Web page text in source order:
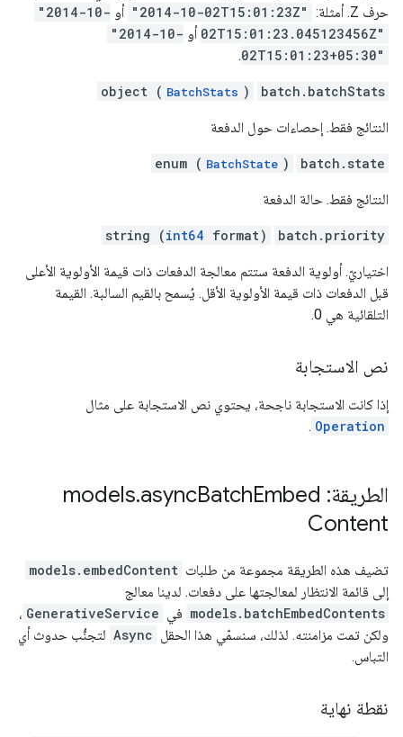
حرف Z. أمثلة:
"2014-10-02T15:01:23Z" أو "2014-10-
02T15:01:23.045123456Z" أو "2014-10-
02T15:01:23+05:30"
.
batch.batchStats
object ( BatchStats )
النتائج فقط. إحصاءات حول الدفعة
batch.state
enum ( BatchState )
النتائج فقط. حالة الدفعة
batch.priority
string (int64 format)
اختياريّ. أولوية الدفعة ستتم معالجة الدفعات ذات قيمة الأولوية الأعلى
قبل الدفعات ذات قيمة الأولوية الأقل. يُسمح بالقيم السالبة. القيمة
التلقائية هي 0.
نص الاستجابة
إذا كانت الاستجابة ناجحة، يحتوي نص الاستجابة على مثال
Operation
.
الطريقة: models .asyncBatchEmbed
Content
تضيف هذه الطريقة مجموعة من طلبات models.embedContent
إلى قائمة الانتظار لمعالجتها على دفعات. لدينا معالج
models.batchEmbedContents في GenerativeService ،
ولكن تمت مزامنته. لذلك، سنسمّي هذا الحقل Async لتجنُّب حدوث أي
التباس.
نقطة نهاية